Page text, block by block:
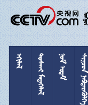
     